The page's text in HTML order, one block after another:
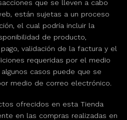
que se lleven a cabo
están sujetas a un proceso
el cual podría incluir la
de producto,
validación de la factura y el
requeridas por el medio
casos puede que se
medio de correo electrónico.
ofrecidos en esta Tienda
en las compras realizadas en